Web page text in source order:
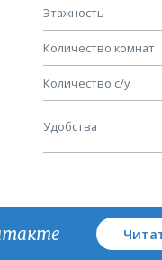
Этажность
Количество комнат
Количество с/у
Удобства
Узлы
План кровли